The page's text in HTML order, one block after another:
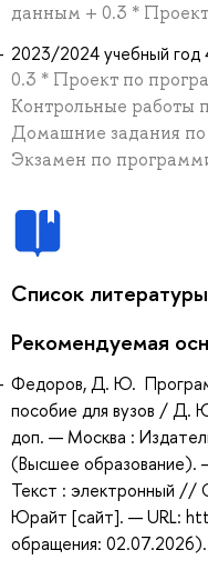
данным + 0.3 *
2023/2024 учебный год
0.3 * Проект по
Контрольные работы
Домашние задания
Экзамен по
Список литературы
Рекомендуемая
Федоров, Д. Ю.
пособие для вузов / Д.
доп. — Москва :
(Высшее
Текст : электронный //
Юрайт [сайт]. — URL:
обращения: 02.07.2026).